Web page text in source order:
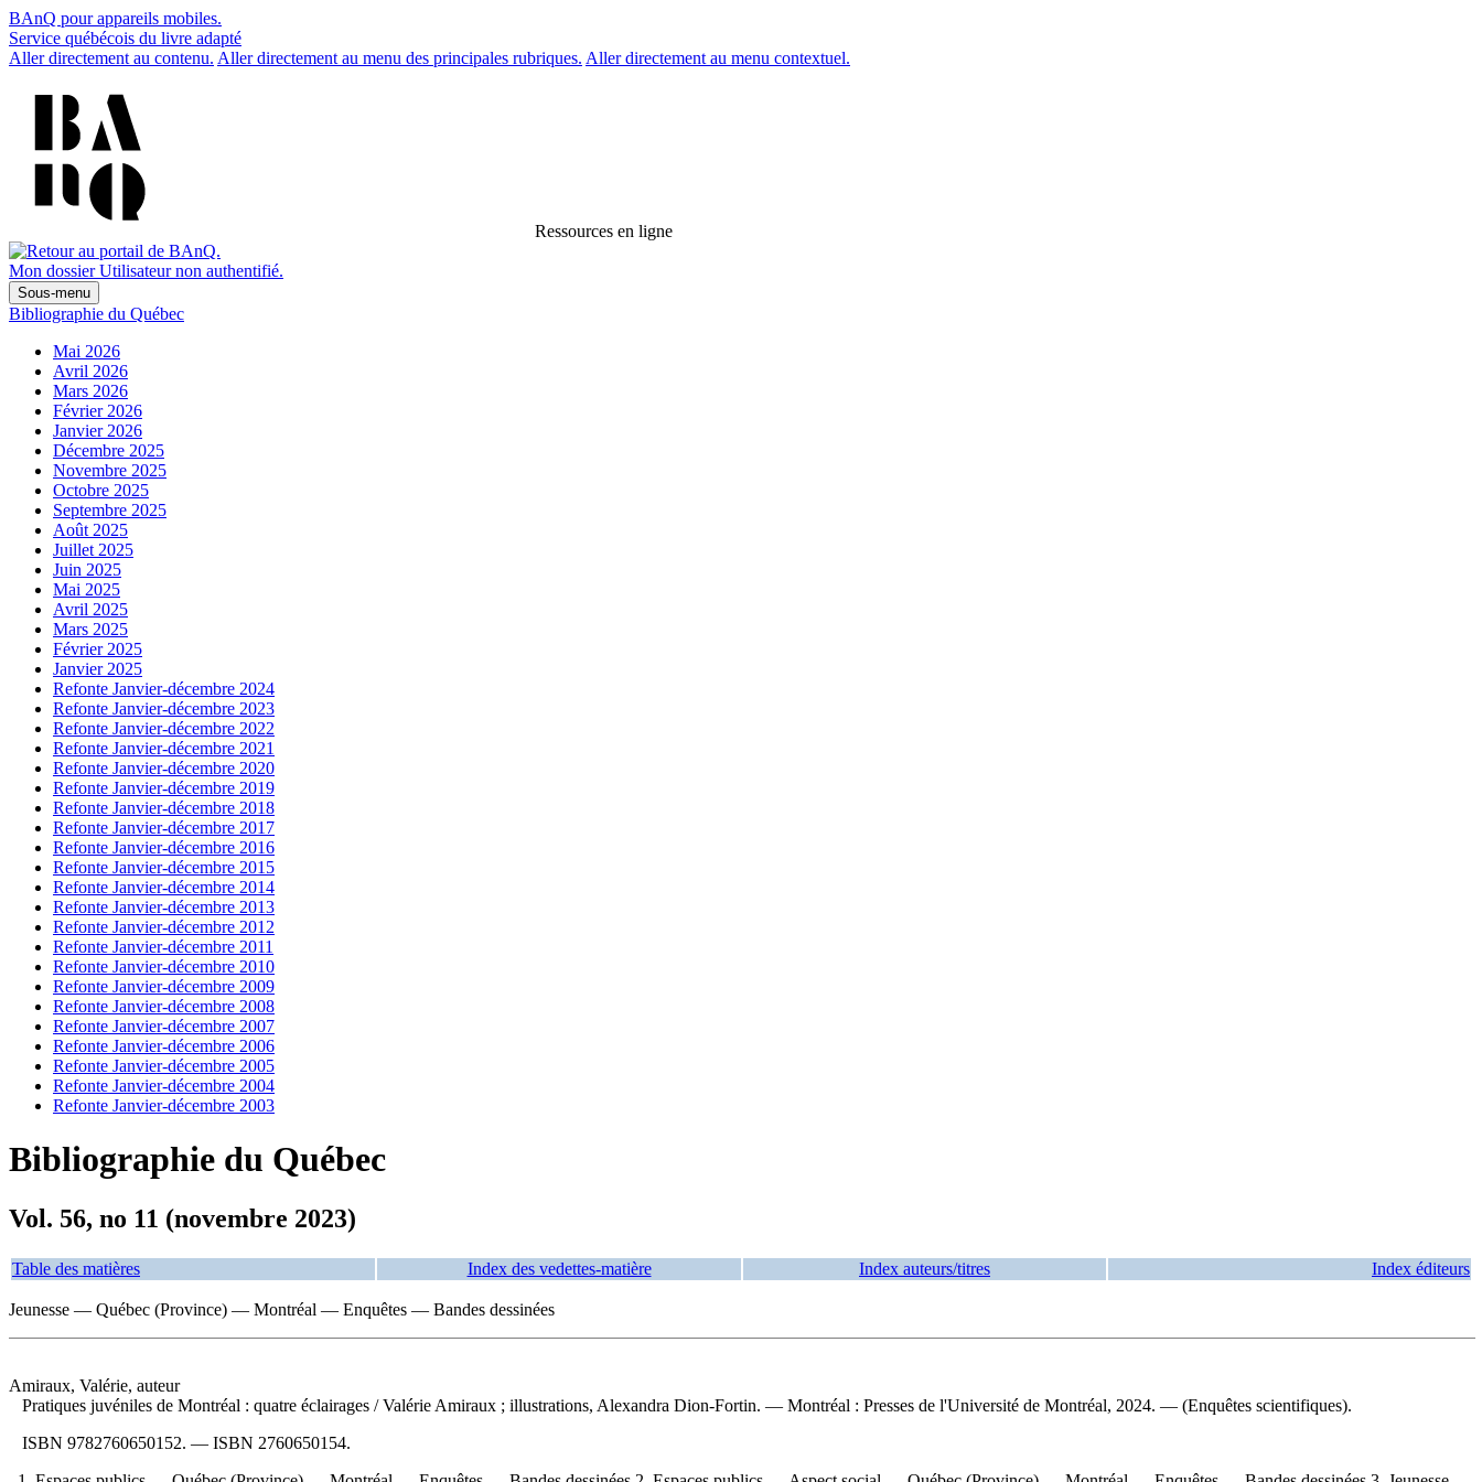
BAnQ pour appareils mobiles.
Service québécois du livre adapté
Aller directement au contenu. Aller directement au menu des principales rubriques. Aller directement au menu contextuel.
Ressources en ligne
Mon dossier Utilisateur non authentifié.
Sous-menu
Bibliographie du Québec
Mai 2026
Avril 2026
Mars 2026
Février 2026
Janvier 2026
Décembre 2025
Novembre 2025
Octobre 2025
Septembre 2025
Août 2025
Juillet 2025
Juin 2025
Mai 2025
Avril 2025
Mars 2025
Février 2025
Janvier 2025
Refonte Janvier-décembre 2024
Refonte Janvier-décembre 2023
Refonte Janvier-décembre 2022
Refonte Janvier-décembre 2021
Refonte Janvier-décembre 2020
Refonte Janvier-décembre 2019
Refonte Janvier-décembre 2018
Refonte Janvier-décembre 2017
Refonte Janvier-décembre 2016
Refonte Janvier-décembre 2015
Refonte Janvier-décembre 2014
Refonte Janvier-décembre 2013
Refonte Janvier-décembre 2012
Refonte Janvier-décembre 2011
Refonte Janvier-décembre 2010
Refonte Janvier-décembre 2009
Refonte Janvier-décembre 2008
Refonte Janvier-décembre 2007
Refonte Janvier-décembre 2006
Refonte Janvier-décembre 2005
Refonte Janvier-décembre 2004
Refonte Janvier-décembre 2003
Bibliographie du Québec
Vol. 56, no 11 (novembre 2023)
Table des matières Index des vedettes-matière Index auteurs/titres Index éditeurs
Jeunesse — Québec (Province) — Montréal — Enquêtes — Bandes dessinées
Amiraux, Valérie, auteur
Pratiques juvéniles de Montréal : quatre éclairages / Valérie Amiraux ; illustrations, Alexandra Dion-Fortin. — Montréal : Presses de l'Université de Montréal, 2024. — (Enquêtes scientifiques).
ISBN 9782760650152. — ISBN 2760650154.